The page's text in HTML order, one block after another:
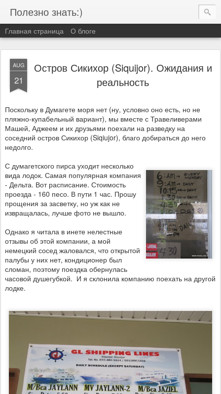
Полезно знать:)
Главная страница О блоге
AUG
21
Остров Сикихор (Siquijor). Ожидания и
реальность
Поскольку в Думагете моря нет (ну, условно оно есть, но не
пляжно-купабельный вариант), мы вместе с Травеливерами
Машей, Аджеем и их друзьями поехали на разведку на
соседний остров Сикихор (Siqiujor), благо добираться до него
недолго.
С думагетского пирса уходит несколько
вида лодок. Самая популярная компания
- Дельта. Вот расписание. Стоимость
проезда - 160 песо. В пути 1 час. Прошу
прощения за засветку, но уж как не
извращалась, лучше фото не вышло.
Однако я читала в инете нелестные
отзывы об этой компании, а мой
немецкий сосед жаловался, что открытой
палубы у них нет, кондиционер был
сломан, поэтому поездка обернулась
часовой душегубкой. И я склонила компанию поехать на другой
лодке.